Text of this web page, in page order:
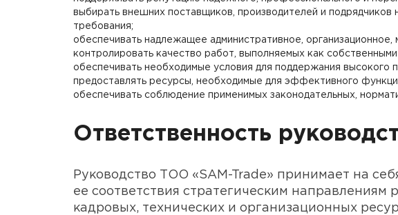
выбирать внешних поставщиков, производителей и
требования;
обеспечивать надлежащее административное,
контролировать качество работ, выполняемых как
обеспечивать необходимые условия для поддержания высокого
предоставлять ресурсы, необходимые для эффективного
обеспечивать соблюдение применимых законодательных,
Ответственность
Руководство ТОО «SAM-Trade» принимает на
ее соответствия стратегическим
кадровых, технических и организационных